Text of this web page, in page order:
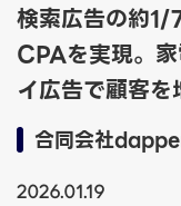
検索広告の約1/
CPAを実現。
イ広告で顧客
合同会社
2026.01.19